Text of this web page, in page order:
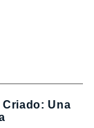
Criado: Una